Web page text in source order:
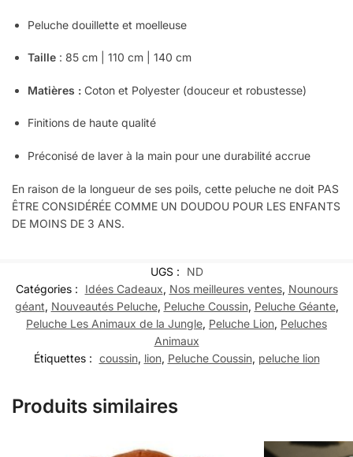
Peluche douillette et moelleuse
Taille : 85 cm | 110 cm | 140 cm
Matières : Coton et Polyester (douceur et robustesse)
Finitions de haute qualité
Préconisé de laver à la main pour une durabilité accrue
En raison de la longueur de ses poils, cette peluche ne doit PAS
ÊTRE CONSIDÉRÉE COMME UN DOUDOU POUR LES ENFANTS
DE MOINS DE 3 ANS.
UGS :
ND
Catégories :
Idées Cadeaux, Nos meilleures ventes, Nounours
géant, Nouveautés Peluche, Peluche Coussin, Peluche Géante,
Peluche Les Animaux de la Jungle, Peluche Lion, Peluches
Animaux
Étiquettes : coussin, lion, Peluche Coussin, peluche lion
Produits similaires